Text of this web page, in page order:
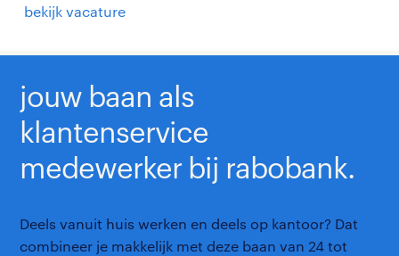
bekijk vacature
jouw baan als
klantenservice
medewerker bij rabobank.
Deels vanuit huis werken en deels op kantoor? Dat
combineer je makkelijk met deze baan van 24 tot